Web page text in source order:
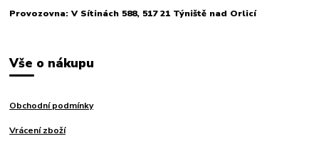
Provozovna: V Sítinách 588, 517 21 Týniště nad Orlicí
Vše o nákupu
Obchodní podmínky
Vrácení zboží